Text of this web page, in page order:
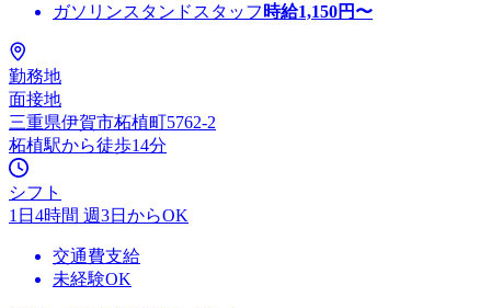
ガソリンスタンドスタッフ 時給1,150円〜
勤務地
面接地
三重県伊賀市柘植町5762-2
柘植駅から徒歩14分
シフト
1日4時間 週3日からOK
交通費支給
未経験OK